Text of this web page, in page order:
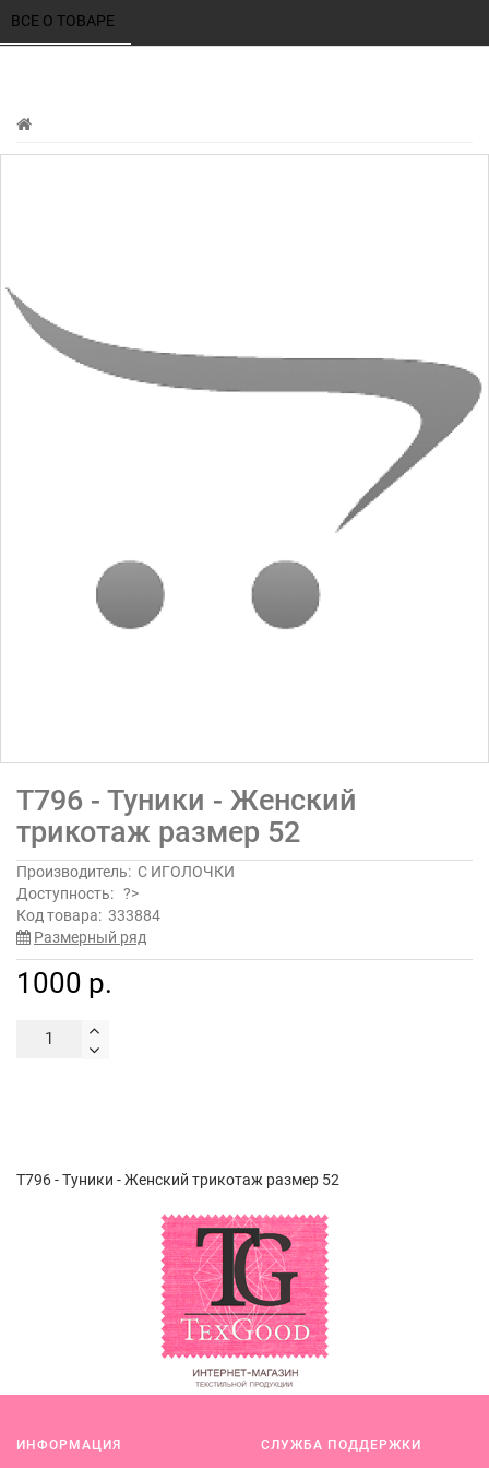
ВСЕ О ТОВАРЕ
Т796 - Туники - Женский
трикотаж размер 52
Производитель: С ИГОЛОЧКИ
Доступность: ?>
Код товара: 333884
Размерный ряд
1000 р.
Т796 - Туники - Женский трикотаж размер 52
ИНФОРМАЦИЯ СЛУЖБА ПОДДЕРЖКИ